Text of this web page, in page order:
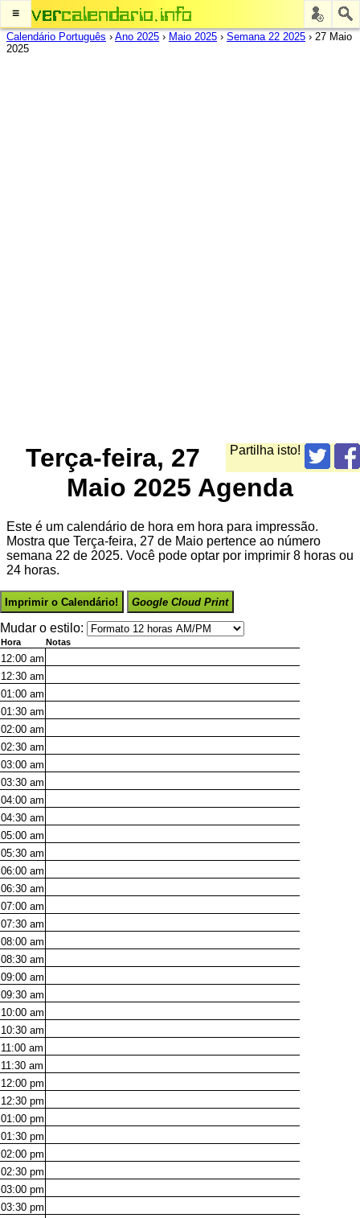
≡
Calendário Português › Ano 2025 › Maio 2025 › Semana 22 2025 › 27 Maio
2025
Partilha isto!
Terça-feira, 27
Maio 2025 Agenda
Este é um calendário de hora em hora para impressão.
Mostra que Terça-feira, 27 de Maio pertence ao número
semana 22 de 2025. Você pode optar por imprimir 8 horas ou
24 horas.
Imprimir o Calendário! Google Cloud Print
Mudar o estilo:
Hora Notas
12:00 am
12:30 am
01:00 am
01:30 am
02:00 am
02:30 am
03:00 am
03:30 am
04:00 am
04:30 am
05:00 am
05:30 am
06:00 am
06:30 am
07:00 am
07:30 am
08:00 am
08:30 am
09:00 am
09:30 am
10:00 am
10:30 am
11:00 am
11:30 am
12:00 pm
12:30 pm
01:00 pm
01:30 pm
02:00 pm
02:30 pm
03:00 pm
03:30 pm